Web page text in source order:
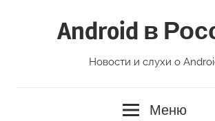
Android в
Новости и слухи о
Меню